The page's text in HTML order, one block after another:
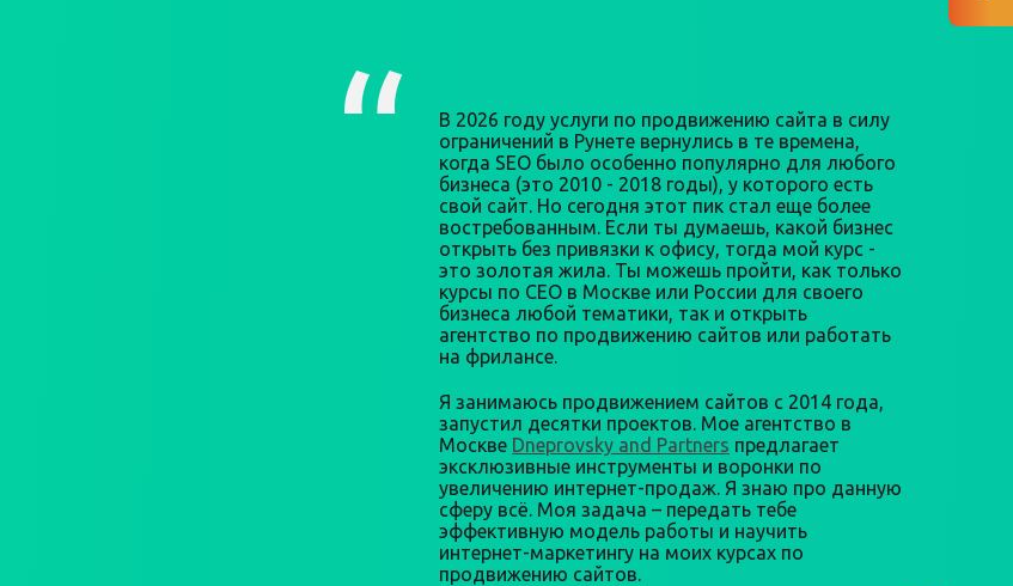
В 2026 году услуги по продвижению сайта в силу
ограничений в Рунете вернулись в те времена,
когда SEO было особенно популярно для любого
бизнеса (это 2010 - 2018 годы), у которого есть
свой сайт. Но сегодня этот пик стал еще более
востребованным. Если ты думаешь, какой бизнес
открыть без привязки к офису, тогда мой курс -
это золотая жила. Ты можешь пройти, как только
курсы по СЕО в Москве или России для своего
бизнеса любой тематики, так и открыть
агентство по продвижению сайтов или работать
на фрилансе.
Я занимаюсь продвижением сайтов с 2014 года,
запустил десятки проектов. Мое агентство в
Москве Dneprovsky and Partners предлагает
эксклюзивные инструменты и воронки по
увеличению интернет-продаж. Я знаю про данную
сферу всё. Моя задача – передать тебе
эффективную модель работы и научить
интернет-маркетингу на моих курсах по
продвижению сайтов.